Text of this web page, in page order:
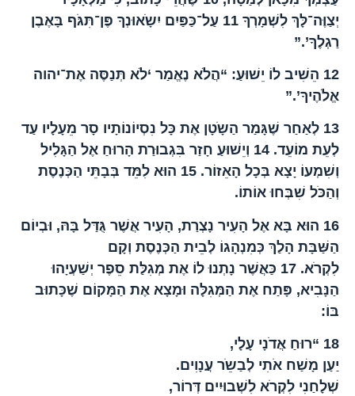
יְצַוֶּה־לָּךְ לִשְׁמָרְךָ 11 עַל־כַּפַּיִם יִשָֹאוּנְךָ פֶּן־תִּגֹּף בָּאֶבֶן
רַגְלֶךָ’.”
12 הֵשִׁיב לוֹ יֵשׁוּעַ: “הֲלֹא נֶאֱמַר ‘לֹא תְּנַסֶּה אֶת־יהוה
אֱלֹהֶיךָ’.”
13 לְאַחַר שֶׁגָּמַר הַשָֹטָן אֶת כָּל נִסְיוֹנוֹתָיו סָר מֵעָלָיו עַד
לְעֵת מוֹעֵד. 14 וְיֵשׁוּעַ חָזַר בִּגְבוּרַת הָרוּחַ אֶל הַגָּלִיל
וְשִׁמְעוֹ יָצָא בְּכָל הָאֵזוֹר. 15 הוּא לִמֵּד בְּבָתֵּי הַכְּנֶסֶת
וְהַכֹּל שִׁבְּחוּ אוֹתוֹ.
16 הוּא בָּא אֶל הָעִיר נָצְרַת, הָעִיר אֲשֶׁר גֻּדַּל בָּהּ, וּבְיוֹם
הַשַּׁבָּת הָלַךְ כְּמִנְהָגוֹ לְבֵית הַכְּנֶסֶת וְקָם
לִקְרֹא. 17 כַּאֲשֶׁר נָתְנוּ לוֹ אֶת מְגִלַּת סֵפֶר יְשַׁעְיָהוּ
הַנָּבִיא, פָּתַח אֶת הַמְּגִלָּה וּמָצָא אֶת הַמָּקוֹם שֶׁכָּתוּב
בּוֹ:
18 “רוּחַ אֲדֹנָי עָלָי,
יַעַן מָשַׁח אֹתִי לְבַשֵֹר עֲנָוִים.
שְׁלָחַנִי לִקְרֹא לִשְׁבוּיִים דְּרוֹר,